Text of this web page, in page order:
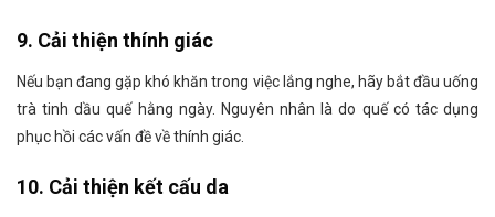
9. Cải thiện thính giác
Nếu bạn đang gặp khó khăn trong việc lắng nghe, hãy bắt đầu uống
trà tinh dầu quế hằng ngày. Nguyên nhân là do quế có tác dụng
phục hồi các vấn đề về thính giác.
10. Cải thiện kết cấu da